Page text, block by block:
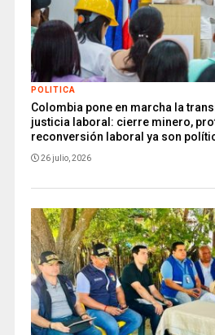
POLITICA
Colombia pone en marcha la
justicia laboral: cierre minero,
reconversión laboral ya son
26 julio, 2026